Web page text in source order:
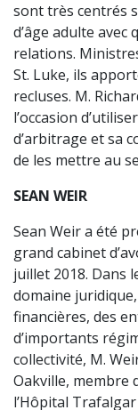
sont très centrés
d’âge adulte avec
relations.
St. Luke, ils
recluses. M.
l’occasion
d’arbitrage et sa
de les mettre au
SEAN WEIR
Sean Weir a été
grand cabinet
juillet 2018. Dans
domaine
financières, des
d’importants
collectivité, M.
Oakville, membre
l’Hôpital